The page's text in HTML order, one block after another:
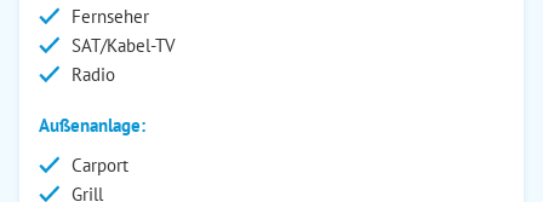
Fernseher
SAT/Kabel-TV
Radio
Außenanlage:
Carport
Grill